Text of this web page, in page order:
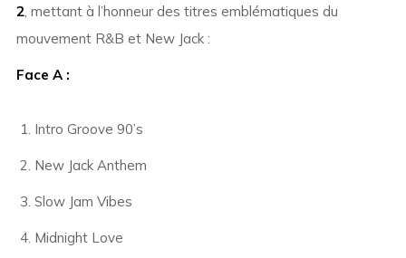
2, mettant à l’honneur des titres emblématiques du
mouvement R&B et New Jack :
Face A :
Intro Groove 90’s
New Jack Anthem
Slow Jam Vibes
Midnight Love